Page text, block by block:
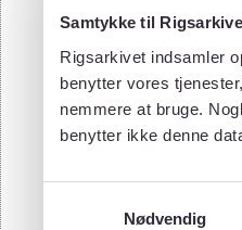
Samtykke til
Rigsarkivet indsamler
benytter vores
nemmere at bruge.
benytter ikke denne
Nødvendig